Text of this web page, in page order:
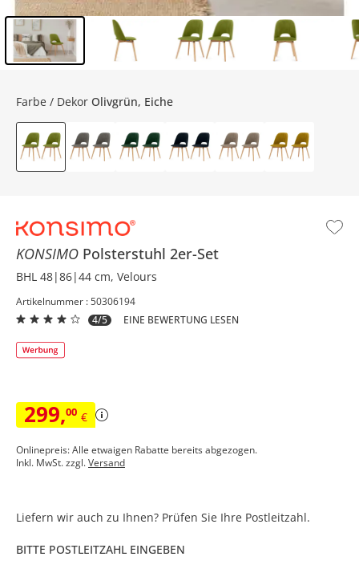
KONSIMO Polsterstuhl 2er-Set
BHL 48|86|44 cm, Velours
Artikelnummer : 50306194
4/5
EINE BEWERTUNG LESEN
299,00 €
Onlinepreis: Alle etwaigen Rabatte bereits abgezogen.
Inkl. MwSt. zzgl.Versand
Farbe / Dekor Olivgrün, Eiche
Liefern wir auch zu Ihnen? Prüfen Sie Ihre Postleitzahl.
BITTE POSTLEITZAHL EINGEBEN